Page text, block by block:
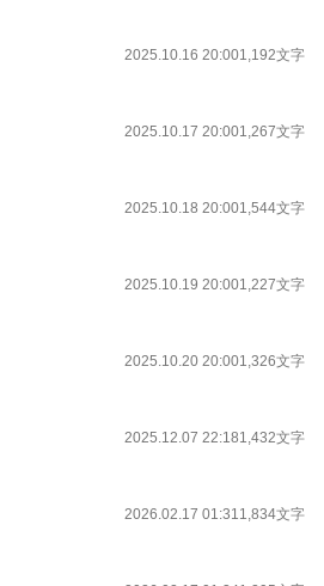
2025.10.16 20:001,192文字
2025.10.17 20:001,267文字
2025.10.18 20:001,544文字
2025.10.19 20:001,227文字
2025.10.20 20:001,326文字
2025.12.07 22:181,432文字
2026.02.17 01:311,834文字